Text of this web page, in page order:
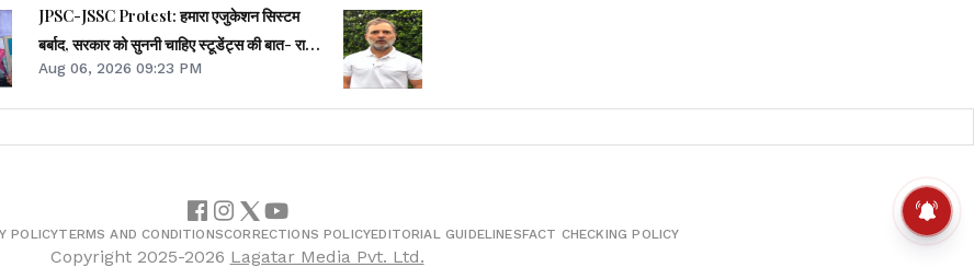
JPSC-JSSC Protest: हमारा एजुकेशन सिस्टम
बर्बाद, सरकार को सुननी चाहिए स्टूडेंट्स की बात- राहुल
गांधी
Aug 06, 2026 09:23 PM
POLICYTERMS AND CONDITIONSCORRECTIONS POLICYEDITORIAL GUIDELINESFACT CHECKING POLICY
Copyright 2025-2026 Lagatar Media Pvt. Ltd.